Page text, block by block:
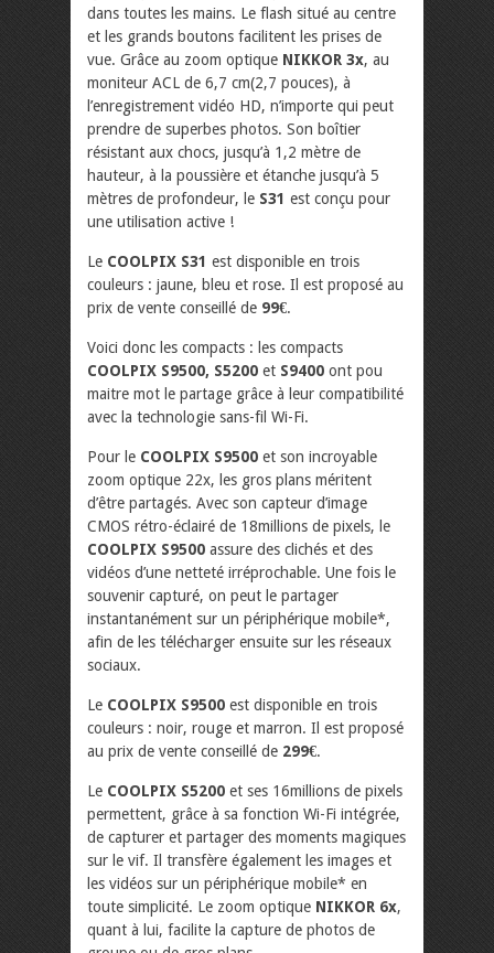
dans toutes les mains. Le flash situé au centre
et les grands boutons facilitent les prises de
vue. Grâce au zoom optique NIKKOR 3x, au
moniteur ACL de 6,7 cm(2,7 pouces), à
l’enregistrement vidéo HD, n’importe qui peut
prendre de superbes photos. Son boîtier
résistant aux chocs, jusqu’à 1,2 mètre de
hauteur, à la poussière et étanche jusqu’à 5
mètres de profondeur, le S31 est conçu pour
une utilisation active !
Le COOLPIX S31 est disponible en trois
couleurs : jaune, bleu et rose. Il est proposé au
prix de vente conseillé de 99€.
Voici donc les compacts : les compacts
COOLPIX S9500, S5200 et S9400 ont pou
maitre mot le partage grâce à leur compatibilité
avec la technologie sans-fil Wi-Fi.
Pour le COOLPIX S9500 et son incroyable
zoom optique 22x, les gros plans méritent
d’être partagés. Avec son capteur d’image
CMOS rétro-éclairé de 18millions de pixels, le
COOLPIX S9500 assure des clichés et des
vidéos d’une netteté irréprochable. Une fois le
souvenir capturé, on peut le partager
instantanément sur un périphérique mobile*,
afin de les télécharger ensuite sur les réseaux
sociaux.
Le COOLPIX S9500 est disponible en trois
couleurs : noir, rouge et marron. Il est proposé
au prix de vente conseillé de 299€.
Le COOLPIX S5200 et ses 16millions de pixels
permettent, grâce à sa fonction Wi-Fi intégrée,
de capturer et partager des moments magiques
sur le vif. Il transfère également les images et
les vidéos sur un périphérique mobile* en
toute simplicité. Le zoom optique NIKKOR 6x,
quant à lui, facilite la capture de photos de